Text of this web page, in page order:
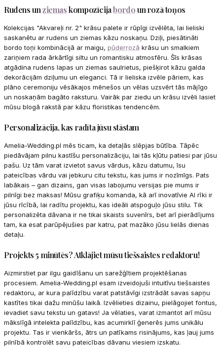
Rudens unziemaskompozīcijabordoun rozā toņos
Kolekcijas "Akvareļi nr. 2" krāsu palete ir rūpīgi izvēlēta, lai lieliski
saskanētu ar rudens un ziemas kāzu noskaņu. Dziļi, piesātināti
bordo toņi kombinācijā ar maigu, pūderrozā krāsu un smalkiem
zariņiem rada ārkārtīgi siltu un romantisku atmosfēru. Šīs krāsas
atgādina rudens lapas un ziemas saulrietus, piešķirot kāzu galda
dekorācijām dziļumu un eleganci. Tā ir lieliska izvēle pāriem, kas
plāno ceremoniju vēsākajos mēnešos un vēlas uzsvērt tās mājīgo
un noskaņām bagāto raksturu. Vairāk par ziedu un krāsu izvēli lasiet
mūsu blogā rakstā par kāzu floristikas tendencēm.
Personalizācija, kas radīta jūsu stāstam
Amelia-Wedding.pl mēs ticam, ka detaļās slēpjas būtība. Tāpēc
piedāvājam pilnu kastīšu personalizāciju, lai tās kļūtu patiesi par jūsu
pašu. Uz tām varat izvietot savus vārdus, kāzu datumu, īsu
pateicības vārdu vai jebkuru citu tekstu, kas jums ir nozīmīgs. Pats
labākais – gan dizains, gan visas labojumu versijas pie mums ir
pilnīgi bez maksas! Mūsu grafiķu komanda, kā arī inovatīvie AI rīki ir
jūsu rīcībā, lai radītu projektu, kas ideāli atspoguļo jūsu stilu. Tik
personalizēta dāvana ir ne tikai skaists suvenīrs, bet arī pierādījums
tam, ka esat parūpējušies par katru, pat mazāko jūsu lielās dienas
detaļu.
Projekts 5 minūtēs? Atklājiet mūsu tiešsaistes redaktoru!
Aizmirstiet par ilgu gaidīšanu un sarežģītiem projektēšanas
procesiem. Amelia-Wedding.pl esam izveidojuši intuitīvu tiešsaistes
redaktoru, ar kura palīdzību varat patstāvīgi izstrādāt savas sapņu
kastītes tikai dažu minūšu laikā. Izvēlieties dizainu, pielāgojiet fontus,
ievadiet savu tekstu un gatavs! Ja vēlaties, varat izmantot arī mūsu
mākslīgā intelekta palīdzību, kas acumirklī ģenerēs jums unikālu
projektu. Tas ir vienkāršs, ātrs un patīkams risinājums, kas ļauj jums
pilnībā kontrolēt savu pateicības dāvanu viesiem izskatu.